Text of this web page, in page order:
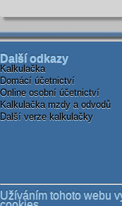
Další odkazy
Kalkulačka
Domácí účetnictví
Online osobní účetnictví
Kalkulačka mzdy a odvodů
Další verze kalkulačky
Užíváním tohoto webu